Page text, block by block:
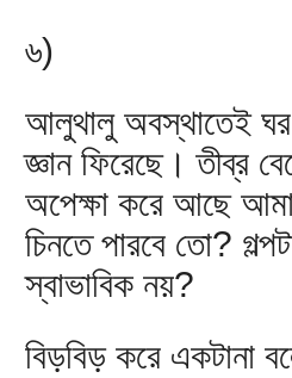
৬)
আলুথালু অবস্থাতেই ঘর
জ্ঞান ফিরেছে। তীব্র
অপেক্ষা করে আছে
চিনতে পারবে তো?
স্বাভাবিক নয়?
বিড়বিড় করে একটানা